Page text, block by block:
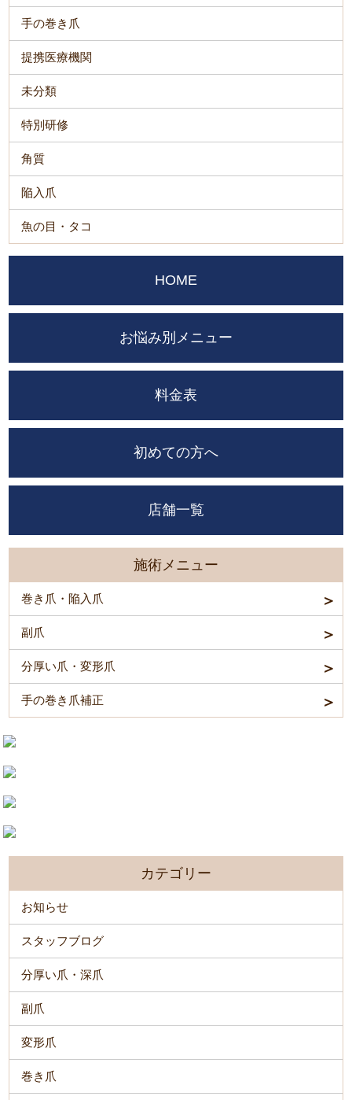
手の巻き爪
提携医療機関
未分類
特別研修
角質
陥入爪
魚の目・タコ
HOME
お悩み別メニュー
料金表
初めての方へ
店舗一覧
施術メニュー
巻き爪・陥入爪
副爪
分厚い爪・変形爪
手の巻き爪補正
カテゴリー
お知らせ
スタッフブログ
分厚い爪・深爪
副爪
変形爪
巻き爪